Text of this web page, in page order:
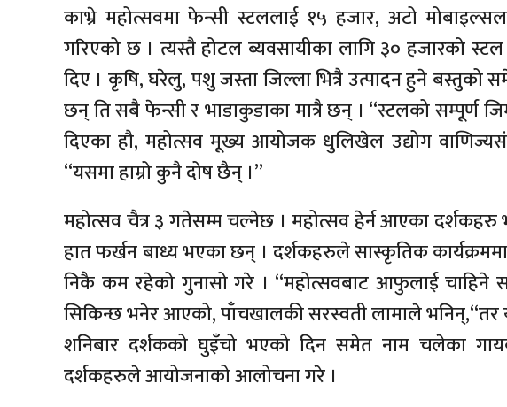
काभ्रे महोत्सवमा फेन्सी स्टललाई १५ हजार, अटो
गरिएको छ । त्यस्तै होटल ब्यवसायीका लागि ३० हजारको
दिए । कृषि, घरेलु, पशु जस्ता जिल्ला भित्रै उत्पादन हुने
छन् ति सबै फेन्सी र भाडाकुडाका मात्रै छन् । “स्टलको सम्पूर्ण
दिएका हौ, महोत्सव मूख्य आयोजक धुलिखेल उद्योग
“यसमा हाम्रो कुनै दोष छैन् ।”
महोत्सव चैत्र ३ गतेसम्म चल्नेछ । महोत्सव हेर्न आएका दर्शकहरु
हात फर्खन बाध्य भएका छन् । दर्शकहरुले सास्कृतिक
निकै कम रहेको गुनासो गरे । “महोत्सवबाट आफुलाई चाहिने
सिकिन्छ भनेर आएको, पाँचखालकी सरस्वती लामाले
शनिबार दर्शकको घुइँचो भएको दिन समेत नाम चलेका
दर्शकहरुले आयोजनाको आलोचना गरे ।